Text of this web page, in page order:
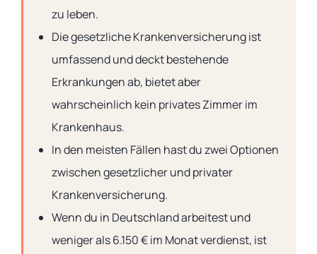
zu leben.
Die gesetzliche Krankenversicherung ist
umfassend und deckt bestehende
Erkrankungen ab, bietet aber
wahrscheinlich kein privates Zimmer im
Krankenhaus.
In den meisten Fällen hast du zwei Optionen
zwischen gesetzlicher und privater
Krankenversicherung.
Wenn du in Deutschland arbeitest und
weniger als 6.150 € im Monat verdienst, ist